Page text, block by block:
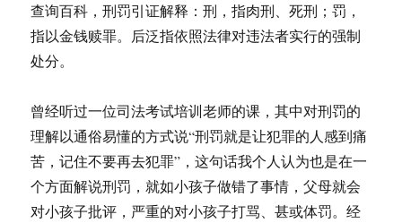
查询百科，刑罚引证解释：刑，指肉刑、死刑；罚，
指以金钱赎罪。后泛指依照法律对违法者实行的强制
处分。
曾经听过一位司法考试培训老师的课，其中对刑罚的
理解以通俗易懂的方式说“刑罚就是让犯罪的人感到痛
苦，记住不要再去犯罪”，这句话我个人认为也是在一
个方面解说刑罚，就如小孩子做错了事情，父母就会
对小孩子批评，严重的对小孩子打骂、甚或体罚。经